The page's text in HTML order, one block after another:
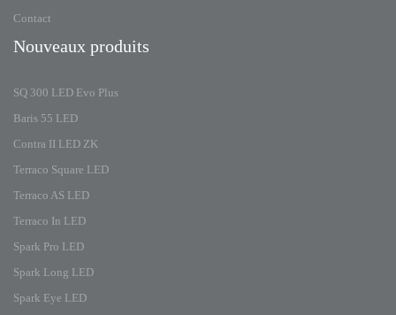
Contact
Nouveaux produits
SQ 300 LED Evo Plus
Baris 55 LED
Contra II LED ZK
Terraco Square LED
Terraco AS LED
Terraco In LED
Spark Pro LED
Spark Long LED
Spark Eye LED